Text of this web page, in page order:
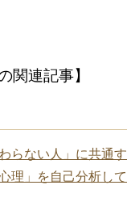
関連記事】
らない人」に共通
理」を自己分析し